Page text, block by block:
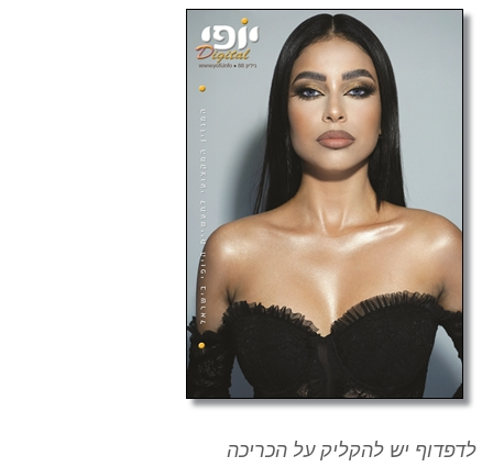
לדפדוף יש להקליק על הכריכה